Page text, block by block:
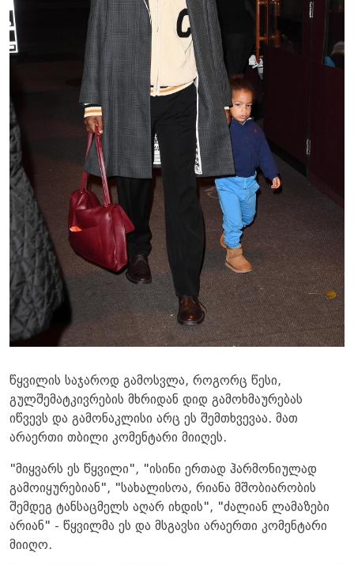
წყვილის საჯაროდ გამოსვლა, როგორც წესი,
გულშემატკივრების მხრიდან დიდ გამოხმაურებას
იწვევს და გამონაკლისი არც ეს შემთხვევაა. მათ
არაერთი თბილი კომენტარი მიიღეს.
"მიყვარს ეს წყვილი", "ისინი ერთად ჰარმონიულად
გამოიყურებიან", "სახალისოა, რიანა მშობიარობის
შემდეგ ტანსაცმელს აღარ იხდის", "ძალიან ლამაზები
არიან" - წყვილმა ეს და მსგავსი არაერთი კომენტარი
მიიღო.